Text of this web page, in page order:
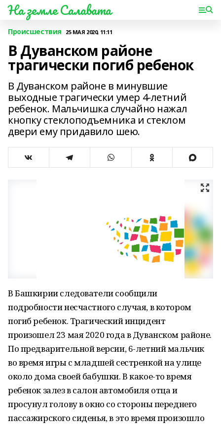
На земле Салавата
Происшествия 25 МАЯ 2020, 11:11
В Дуванском районе
трагически погиб ребенок
В Дуванском районе в минувшие
выходные трагически умер 4-летний
ребенок. Мальчишка случайно нажал
кнопку стеклоподъемника и стеклом
двери ему придавило шею.
В Башкирии следователи сообщили
подробности несчастного случая, в котором
погиб ребенок. Трагический инцидент
произошел 23 мая 2020 года в Дуванском районе.
По предварительной версии, 6-летний мальчик
во время игры с младшей сестренкой на улице
около дома своей бабушки. В какое-то время
ребенок залез в салон автомобиля отца и
просунул голову в окно со стороны переднего
пассажирского сиденья, в это время произошло